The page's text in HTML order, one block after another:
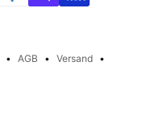
AGB
Versand